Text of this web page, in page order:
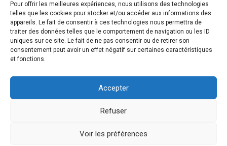
Pour offrir les meilleures expériences, nous utilisons des technologies
telles que les cookies pour stocker et/ou accéder aux informations des
appareils. Le fait de consentir à ces technologies nous permettra de
traiter des données telles que le comportement de navigation ou les ID
uniques sur ce site. Le fait de ne pas consentir ou de retirer son
consentement peut avoir un effet négatif sur certaines caractéristiques
et fonctions.
Accepter
Refuser
Voir les préférences
Recevez la newsletter
MENTIONS LÉGALES CRÉDITS
© Mouvements 2026